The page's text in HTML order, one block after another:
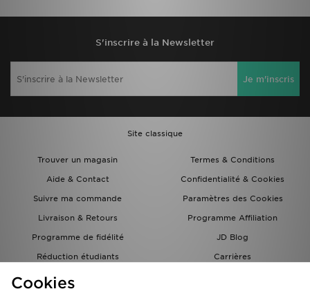
S'inscrire à la Newsletter
Je m'inscris
Site classique
Trouver un magasin
Termes & Conditions
Aide & Contact
Confidentialité & Cookies
Suivre ma commande
Paramètres des Cookies
Livraison & Retours
Programme Affiliation
Programme de fidélité
JD Blog
Réduction étudiants
Carrières
Carte Cadeau
Cookies